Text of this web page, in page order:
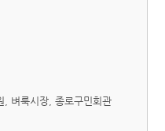
, 벼룩시장, 종로구민회관